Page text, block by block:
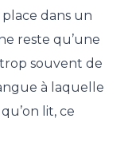
place dans un
reste qu’une
souvent de
à laquelle
lit, ce